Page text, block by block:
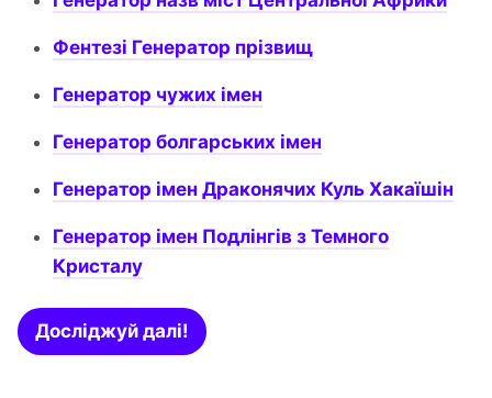
Фентезі Генератор прізвищ
Генератор чужих імен
Генератор болгарських імен
Генератор імен Драконячих Куль Хакаїшін
Генератор імен Подлінгів з Темного
Кристалу
Досліджуй далі!